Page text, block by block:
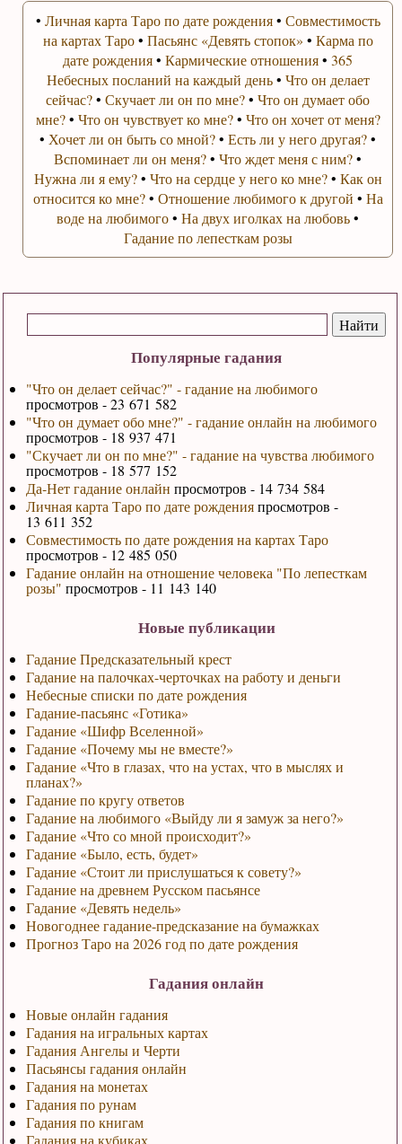
Популярные гадания
"Что он делает сейчас?" - гадание на любимого
просмотров - 23 671 582
"Что он думает обо мне?" - гадание онлайн на любимого
просмотров - 18 937 471
"Скучает ли он по мне?" - гадание на чувства любимого
просмотров - 18 577 152
Да-Нет гадание онлайн просмотров - 14 734 584
Личная карта Таро по дате рожденияпросмотров -
13 611 352
Совместимость по дате рождения на картах Таро
просмотров - 12 485 050
Гадание онлайн на отношение человека "По лепесткам
розы" просмотров - 11 143 140
Новые публикации
Гадание Предсказательный крест
Гадание на палочках-черточках на работу и деньги
Небесные списки по дате рождения
Гадание-пасьянс «Готика»
Гадание «Шифр Вселенной»
Гадание «Почему мы не вместе?»
Гадание «Что в глазах, что на устах, что в мыслях и
планах?»
Гадание по кругу ответов
Гадание на любимого «Выйду ли я замуж за него?»
Гадание «Что со мной происходит?»
Гадание «Было, есть, будет»
Гадание «Стоит ли прислушаться к совету?»
Гадание на древнем Русском пасьянсе
Гадание «Девять недель»
Новогоднее гадание-предсказание на бумажках
Прогноз Таро на 2026 год по дате рождения
Гадания онлайн
Новые онлайн гадания
Гадания на игральных картах
Гадания Ангелы и Черти
Пасьянсы гадания онлайн
Гадания на монетах
Гадания по рунам
Гадания по книгам
Гадания на кубиках
• Личная карта Таро по дате рождения• Совместимость
на картах Таро• Пасьянс «Девять стопок» • Карма по
дате рождения•Кармические отношения•365
Небесных посланий на каждый день• Что он делает
сейчас?•Скучает ли он по мне?•Что он думает обо
мне?• Что он чувствует ко мне?• Что он хочет от меня?
• Хочет ли он быть со мной?•Есть ли у него другая?•
Вспоминает ли он меня?•Что ждет меня с ним?•
Нужна ли я ему?• Что на сердце у него ко мне?• Как он
относится ко мне?• Отношение любимого к другой • На
воде на любимого•На двух иголках на любовь•
Гадание по лепесткам розы